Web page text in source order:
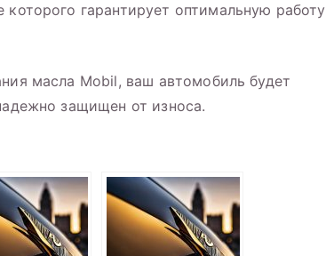
гарантирует оптимальную работу
масла Mobil, ваш автомобиль будет
защищен от износа.